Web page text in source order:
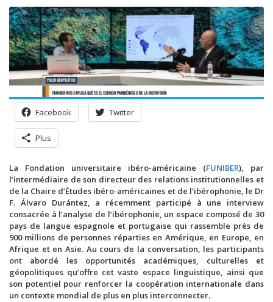
Facebook Twitter
Plus
La Fondation universitaire ibéro-américaine (FUNIBER), par
l’intermédiaire de son directeur des relations institutionnelles et
de la Chaire d’Études ibéro-américaines et de l’ibérophonie, le Dr
F. Álvaro Durántez, a récemment participé à une interview
consacrée à l’analyse de l’ibérophonie, un espace composé de 30
pays de langue espagnole et portugaise qui rassemble près de
900 millions de personnes réparties en Amérique, en Europe, en
Afrique et en Asie. Au cours de la conversation, les participants
ont abordé les opportunités académiques, culturelles et
géopolitiques qu’offre cet vaste espace linguistique, ainsi que
son potentiel pour renforcer la coopération internationale dans
un contexte mondial de plus en plus interconnecter.